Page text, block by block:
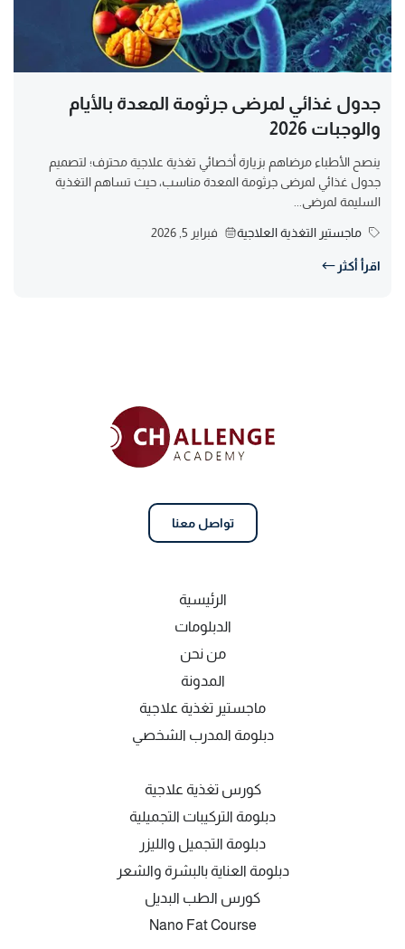
جدول غذائي لمرضى جرثومة المعدة بالأيام
والوجبات 2026
ينصح الأطباء مرضاهم بزيارة أخصائي تغذية علاجية محترف؛ لتصميم
جدول غذائي لمرضى جرثومة المعدة مناسب، حيث تساهم التغذية
السليمة لمرضى...
ماجستير التغذية العلاجية فبراير 5, 2026
اقرأ أكثر
تواصل معنا
الرئيسية
الدبلومات
من نحن
المدونة
ماجستير تغذية علاجية
دبلومة المدرب الشخصي
كورس تغذية علاجية
دبلومة التركيبات التجميلية
دبلومة التجميل والليزر
دبلومة العناية بالبشرة والشعر
كورس الطب البديل
Nano Fat Course